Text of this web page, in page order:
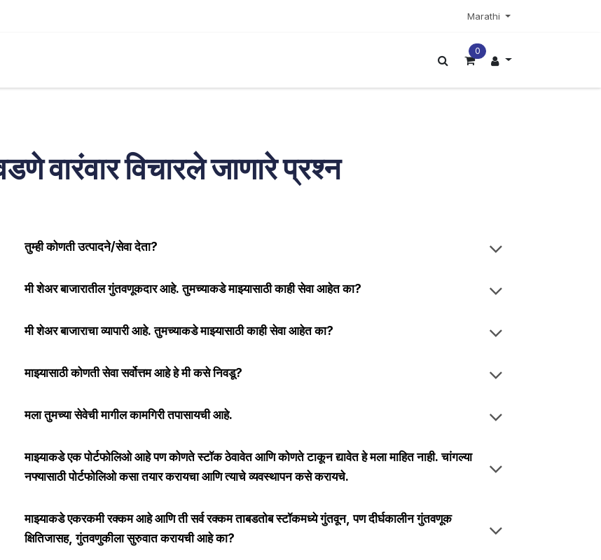
Marathi
0
वारंवार विचारले जाणारे प्रश्न
तुम्ही कोणती उत्पादने/सेवा देता?
मी शेअर बाजारातील गुंतवणूकदार आहे. तुमच्याकडे माझ्यासाठी काही सेवा आहेत का?
मी शेअर बाजाराचा व्यापारी आहे. तुमच्याकडे माझ्यासाठी काही सेवा आहेत का?
माझ्यासाठी कोणती सेवा सर्वोत्तम आहे हे मी कसे निवडू?
मला तुमच्या सेवेची मागील कामगिरी तपासायची आहे.
माझ्याकडे एक पोर्टफोलिओ आहे पण कोणते स्टॉक ठेवावेत आणि कोणते टाकून द्यावेत हे मला माहित नाही. चांगल्या
नफ्यासाठी पोर्टफोलिओ कसा तयार करायचा आणि त्याचे व्यवस्थापन कसे करायचे.
माझ्याकडे एकरकमी रक्कम आहे आणि ती सर्व रक्कम ताबडतोब स्टॉकमध्ये गुंतवून, पण दीर्घकालीन गुंतवणूक
क्षितिजासह, गुंतवणुकीला सुरुवात करायची आहे का?